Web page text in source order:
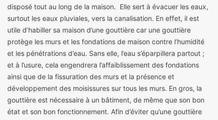
disposé tout au long de la maison. Elle sert à évacuer les eaux,
surtout les eaux pluviales, vers la canalisation. En effet, il est
utile d’habiller sa maison d’une gouttière car une gouttière
protège les murs et les fondations de maison contre l’humidité
et les pénétrations d’eau. Sans elle, l’eau s’éparpillera partout ;
et à l’usure, cela engendrera l’affaiblissement des fondations
ainsi que de la fissuration des murs et la présence et
développement des moisissures sur tous les murs. En gros, la
gouttière est nécessaire à un bâtiment, de même que son bon
état et son bon fonctionnement. Afin d’éviter qu’une gouttière